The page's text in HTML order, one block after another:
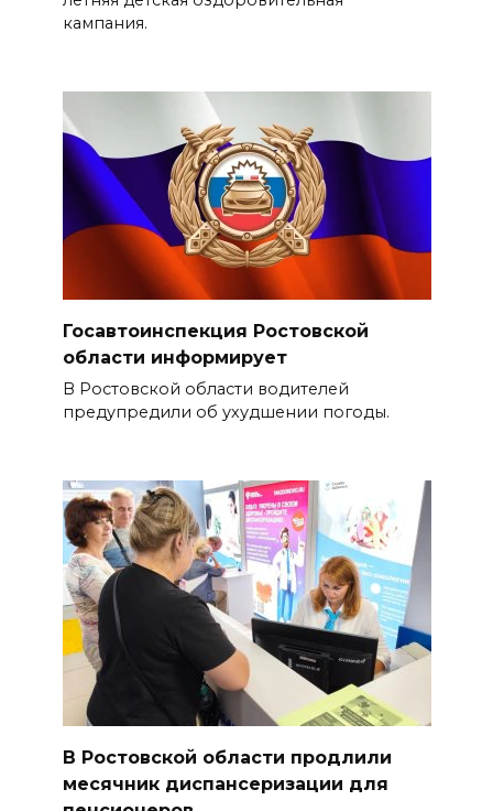
кампания.
Госавтоинспекция Ростовской
области информирует
В Ростовской области водителей
предупредили об ухудшении погоды.
В Ростовской области продлили
месячник диспансеризации для